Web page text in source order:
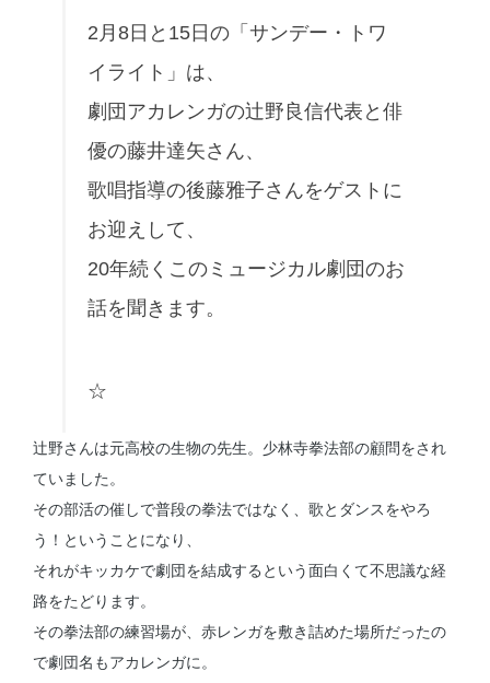
2月8日と15日の「サンデー・トワ
イライト」は、
劇団アカレンガの辻野良信代表と俳
優の藤井達矢さん、
歌唱指導の後藤雅子さんをゲストに
お迎えして、
20年続くこのミュージカル劇団のお
話を聞きます。
☆
辻野さんは元高校の生物の先生。少林寺拳法部の顧問をされ
ていました。
その部活の催しで普段の拳法ではなく、歌とダンスをやろ
う！ということになり、
それがキッカケで劇団を結成するという面白くて不思議な経
路をたどります。
その拳法部の練習場が、赤レンガを敷き詰めた場所だったの
で劇団名もアカレンガに。